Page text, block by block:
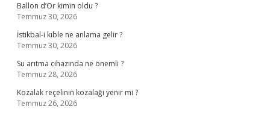
Ballon d’Or kimin oldu ?
Temmuz 30, 2026
İstikbal-i kıble ne anlama gelir ?
Temmuz 30, 2026
Su arıtma cihazında ne önemli ?
Temmuz 28, 2026
Kozalak reçelinin kozalağı yenir mi ?
Temmuz 26, 2026